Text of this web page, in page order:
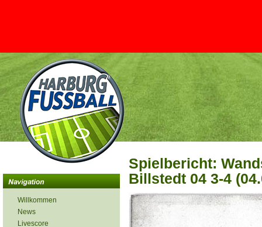
Willkommen
News
Livescore
Spielbericht:
Billstedt 04 3-4